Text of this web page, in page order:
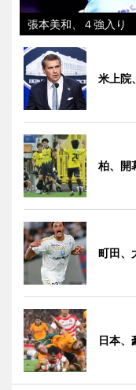
張本美和、４強入り
米上院
柏、
町田、
日本